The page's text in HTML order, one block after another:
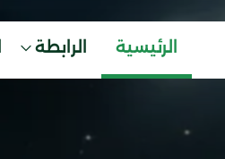
الرئيسية الرابطة